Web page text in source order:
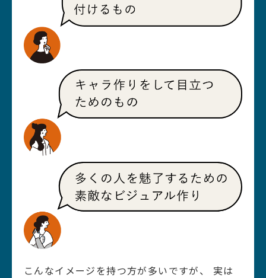
こんなイメージを持つ方が多いですが、
実は